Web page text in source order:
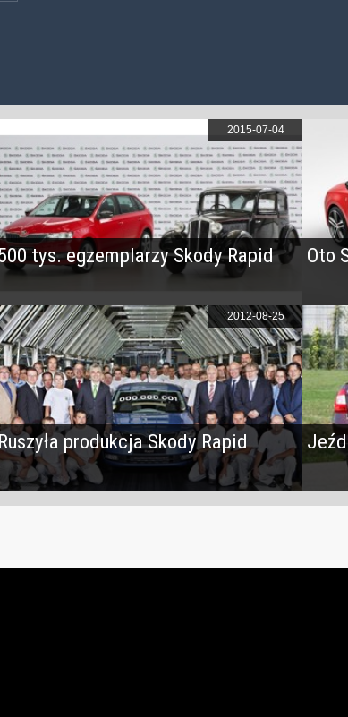
tys. egzemplarzy Skody Rapid
2015-07-04
Oto
produkcja Skody Rapid
2012-08-25